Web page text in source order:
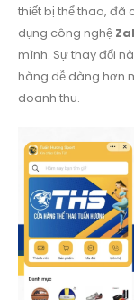
thiết bị thể thao, đã
dụng công nghệ
mình. Sự thay đổi
hàng dễ dàng hơn
doanh thu.